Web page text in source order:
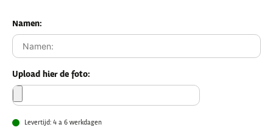
Namen:
Upload hier de foto:
Levertijd: 4 a 6 werkdagen